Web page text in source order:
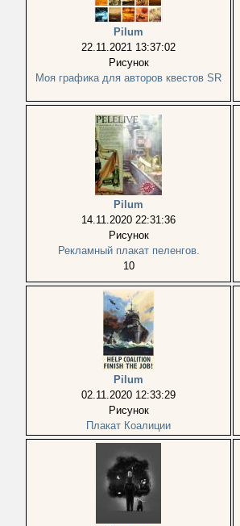
Pilum
22.11.2021 13:37:02
Рисунок
Моя графика для авторов квестов SR
Pilum
14.11.2020 22:31:36
Рисунок
Рекламный плакат пеленгов.
10
Pilum
02.11.2020 12:33:29
Рисунок
Плакат Коалиции